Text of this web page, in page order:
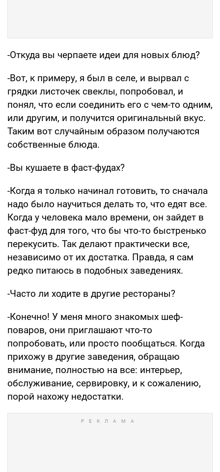
-Откуда вы черпаете идеи для новых блюд?
-Вот, к примеру, я был в селе, и вырвал с
грядки листочек свеклы, попробовал, и
понял, что если соединить его с чем-то одним,
или другим, и получится оригинальный вкус.
Таким вот случайным образом получаются
собственные блюда.
-Вы кушаете в фаст-фудах?
-Когда я только начинал готовить, то сначала
надо было научиться делать то, что едят все.
Когда у человека мало времени, он зайдет в
фаст-фуд для того, что бы что-то быстренько
перекусить. Так делают практически все,
независимо от их достатка. Правда, я сам
редко питаюсь в подобных заведениях.
-Часто ли ходите в другие рестораны?
-Конечно! У меня много знакомых шеф-
поваров, они приглашают что-то
попробовать, или просто пообщаться. Когда
прихожу в другие заведения, обращаю
внимание, полностью на все: интерьер,
обслуживание, сервировку, и к сожалению,
порой нахожу недостатки.